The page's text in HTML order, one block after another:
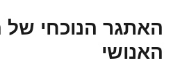
האתגר הנוכחי של
האנושי